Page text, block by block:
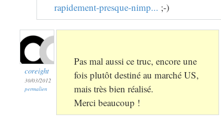
rapidement-presque-nimp... ;-)
coreight
30/03/2012
permalien
Pas mal aussi ce truc, encore une
fois plutôt destiné au marché US,
mais très bien réalisé.
Merci beaucoup !